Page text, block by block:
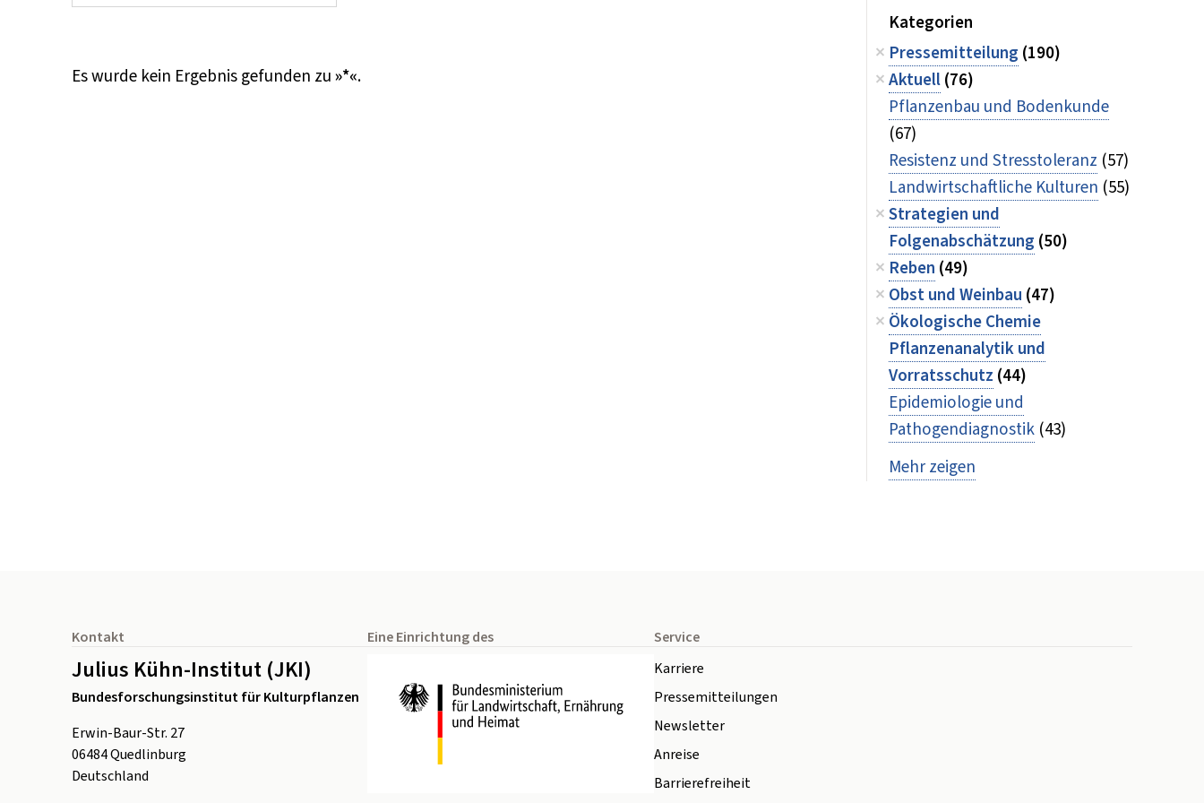
Es wurde kein Ergebnis gefunden zu»*«.
Kategorien
Pressemitteilung (190)
Aktuell(76)
Pflanzenbau und Bodenkunde
(67)
Resistenz und Stresstoleranz (57)
Landwirtschaftliche Kulturen (55)
Strategien und
Folgenabschätzung (50)
Reben (49)
Obst und Weinbau (47)
Ökologische Chemie
Pflanzenanalytik und
Vorratsschutz (44)
Epidemiologie und
Pathogendiagnostik (43)
Mehr zeigen
Kontakt
Julius Kühn-Institut (JKI)
Bundesforschungsinstitut für Kulturpflanzen
Erwin-Baur-Str. 27
06484Quedlinburg
Deutschland
Eine Einrichtung des
Service
Karriere
Pressemitteilungen
Newsletter
Anreise
Barrierefreiheit